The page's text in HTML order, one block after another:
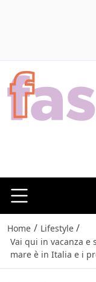
Home / Lifestyle /
Vai qui in vacanza
mare è in Italia e i